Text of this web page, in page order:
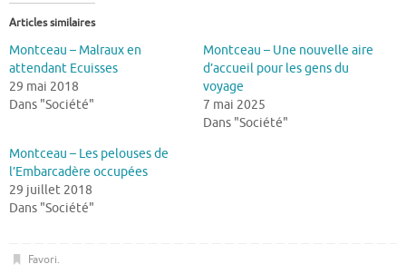
Articles similaires
Montceau – Malraux en
attendant Ecuisses
29 mai 2018
Dans "Société"
Montceau – Une nouvelle aire
d’accueil pour les gens du
voyage
7 mai 2025
Dans "Société"
Montceau – Les pelouses de
l’Embarcadère occupées
29 juillet 2018
Dans "Société"
Favori.